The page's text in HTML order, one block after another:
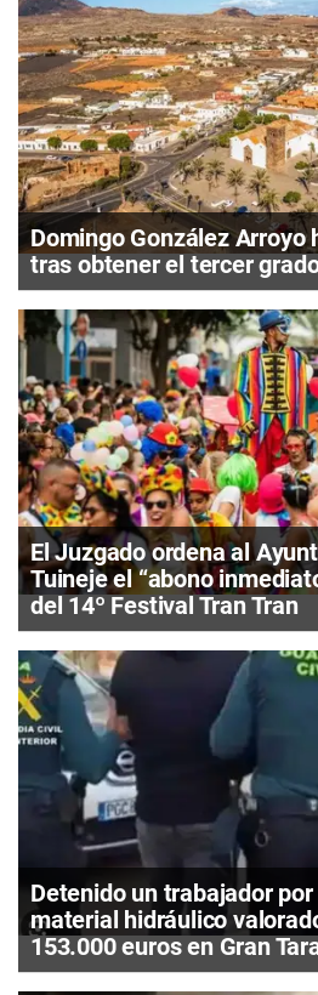
Domingo González Arroyo
tras obtener el tercer
El Juzgado ordena al
Tuineje el “abono
del 14º Festival Tran Tran
Detenido un trabajador
material hidráulico
153.000 euros en Gran